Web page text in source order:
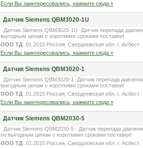
Если Вы заинтересовались, нажмите сюда »
Датчик Siemens QBM3020-1U
Датчик Siemens QBM3020-1U -Датчик перепада
выгодным ценам с короткими сроками поставки!
ООО ТД .01.2015 Россия, Свердловская обл. г. Асбест
Если Вы заинтересовались, нажмите сюда »
Датчик Siemens QBM3020-1
Датчик Siemens QBM3020-1 -Датчик перепада
выгодным ценам с короткими сроками поставки!
ООО ТД .01.2015 Россия, Свердловская обл. г. Асбест
Если Вы заинтересовались, нажмите сюда »
Датчик Siemens QBM2030-5
Датчик Siemens QBM2030-5 - Датчик перепада
по выгодным ценам с короткими сроками поставки!
ООО ТД .01.2015 Россия, Свердловская обл. г. Асбест